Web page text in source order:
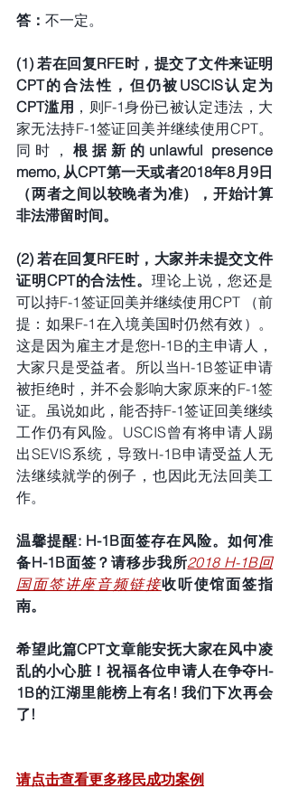
答： 不一定。
(1) 若在回复RFE时，提交了文件来证明
CPT的合法性，但仍被USCIS认定为
CPT滥用 ，则F-1身份已被认定违法，大
家无法持F-1签证回美并继续使用CPT。
同时， 根据新的unlawful presence
memo, 从CPT第一天或者2018年8月9日
（两者之间以较晚者为准），开始计算
非法滞留时间。
(2) 若在回复RFE时，大家并未提交文件
证明CPT的合法性。 理论上说，您还是
可以持F-1签证回美并继续使用CPT （前
提：如果F-1在入境美国时仍然有效）。
这是因为雇主才是您H-1B的主申请人，
大家只是受益者。所以当H-1B签证申请
被拒绝时，并不会影响大家原来的F-1签
证。虽说如此，能否持F-1签证回美继续
工作仍有风险。USCIS曾有将申请人踢
出SEVIS系统，导致H-1B申请受益人无
法继续就学的例子，也因此无法回美工
作。
温馨提醒: H-1B面签存在风险。如何准
备H-1B面签？请移步我所2018 H-1B回
国面签讲座音频链接收听使馆面签指
南。
希望此篇CPT文章能安抚大家在风中凌
乱的小心脏！祝福各位申请人在争夺H-
1B的江湖里能榜上有名! 我们下次再会
了!
请点击查看更多移民成功案例